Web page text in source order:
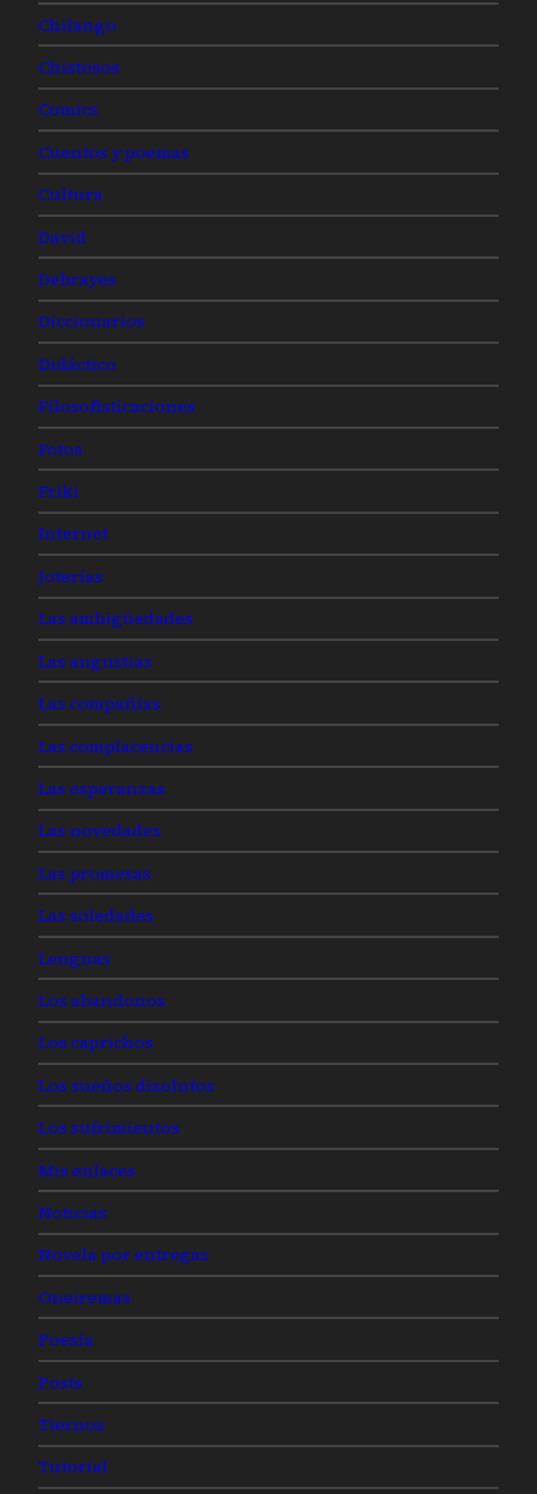
Chilango
Chistosos
Comics
Cuentos y poemas
Cultura
David
Debrayes
Diccionarios
Didáctico
Filosofisticaciones
Fotos
Friki
Internet
Joterías
Las ambigüedades
Las angustias
Las compañías
Las complacencias
Las esperanzas
Las novedades
Las promesas
Las soledades
Lenguas
Los abandonos
Los caprichos
Los sueños disolutos
Los sufrimientos
Mis enlaces
Noticias
Novela por entregas
Oneiremas
Poesía
Posts
Tiernos
Tutorial